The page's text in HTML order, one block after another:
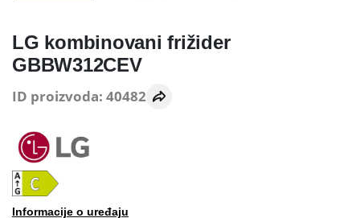
LG kombinovani frižider
GBBW312CEV
ID proizvoda: 40482
Informacije o uređaju